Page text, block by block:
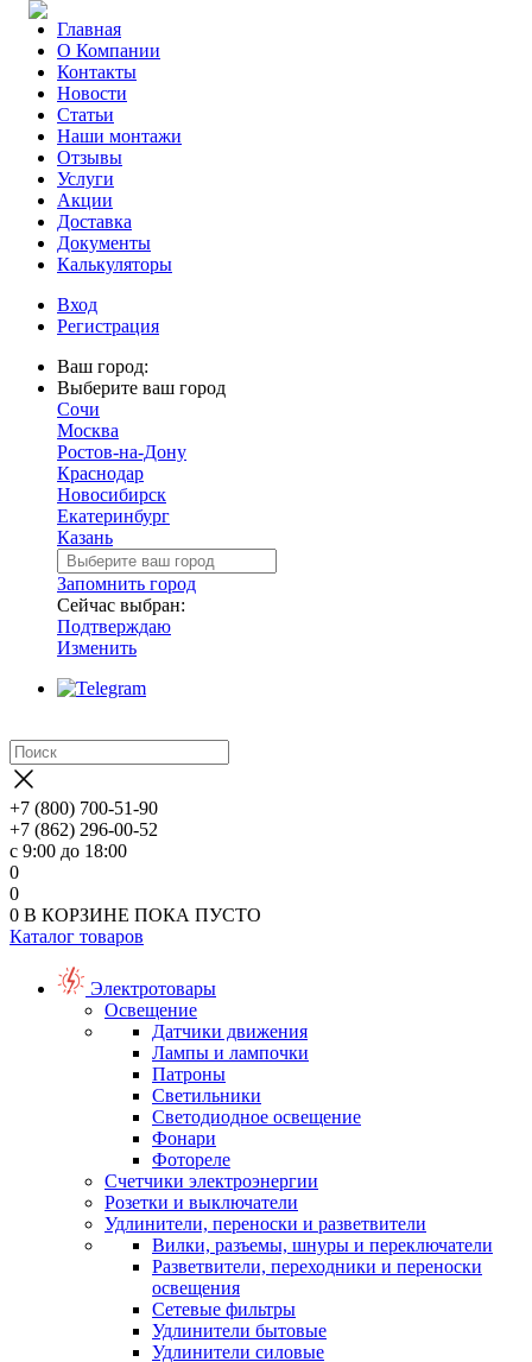
Главная
О Компании
Контакты
Новости
Статьи
Наши монтажи
Отзывы
Услуги
Акции
Доставка
Документы
Калькуляторы
Вход
Регистрация
Ваш город:
Выберите ваш город
Сочи
Москва
Ростов-на-Дону
Краснодар
Новосибирск
Екатеринбург
Казань
Запомнить город
Сейчас выбран:
Подтверждаю
Изменить
+7 (800) 700-51-90
+7 (862) 296-00-52
с 9:00 до 18:00
0
0
0 В КОРЗИНЕ ПОКА ПУСТО
Каталог товаров
Электротовары
Освещение
Датчики движения
Лампы и лампочки
Патроны
Светильники
Светодиодное освещение
Фонари
Фотореле
Счетчики электроэнергии
Розетки и выключатели
Удлинители, переноски и разветвители
Вилки, разъемы, шнуры и переключатели
Разветвители, переходники и переноски
освещения
Сетевые фильтры
Удлинители бытовые
Удлинители силовые